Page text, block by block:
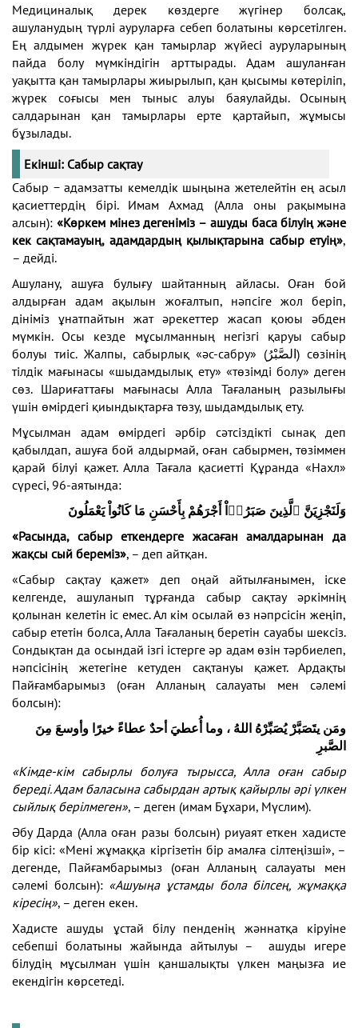
Медициналық дерек көздерге жүгінер болсақ,
ашуланудың түрлі ауруларға себеп болатыны көрсетілген.
Ең алдымен жүрек қан тамырлар жүйесі ауруларының
пайда болу мүмкіндігін арттырады. Адам ашуланған
уақытта қан тамырлары жиырылып, қан қысымы көтеріліп,
жүрек соғысы мен тыныс алуы баяулайды. Осының
салдарынан қан тамырлары ерте қартайып, жұмысы
бұзылады.
Екінші: Сабыр сақтау
Сабыр − адамзатты кемелдік шыңына жетелейтін ең асыл
қасиеттердің бірі. Имам Ахмад (Алла оны рақымына
алсын): «Көркем мінез дегеніміз – ашуды баса білуің және
кек сақтамауың, адамдардың қылықтарына сабыр етуің»,
– дейді.
Ашулану, ашуға булығу шайтанның айласы. Оған бой
алдырған адам ақылын жоғалтып, нәпсіге жол беріп,
дініміз ұнатпайтын жат әрекеттер жасап қоюы әбден
мүмкін. Осы кезде мұсылманның негізгі қаруы сабыр
болуы тиіс. Жалпы, сабырлық «әс-сабру» (الصَّبْرُ) сөзінің
тілдік мағынасы «шыдамдылық ету» «төзімді болу» деген
сөз. Шариғаттағы мағынасы Алла Тағаланың разылығы
үшін өмірдегі қиындықтарға төзу, шыдамдылық ету.
Мұсылман адам өмірдегі әрбір сәтсіздікті сынақ деп
қабылдап, ашуға бой алдырмай, оған сабырмен, төзіммен
қарай білуі қажет. Алла Тағала қасиетті Құранда «Нахл»
сүресі, 96-аятында:
وَلَنَجْزِيَنَّ ٱلَّذِينَ صَبَرُوۤاْ أَجْرَهُمْ بِأَحْسَنِ مَا كَانُواْ يَعْمَلُونَ
«Расында, сабыр еткендерге жасаған амалдарынан да
жақсы сый береміз», – деп айтқан.
«Сабыр сақтау қажет» деп оңай айтылғанымен, іске
келгенде, ашуланып тұрғанда сабыр сақтау әркімнің
қолынан келетін іс емес. Ал кім осылай өз нәпрсісін жеңіп,
сабыр ететін болса, Алла Тағаланың беретін сауабы шексіз.
Сондықтан да осындай ізгі істерге әр адам өзін тәрбиелеп,
нәпсісінің жетегіне кетуден сақтануы қажет. Ардақты
Пайғамбарымыз (оған Алланың салауаты мен сәлемі
болсын):
ومَن يتَصَبَّرْ يُصَبِّرْهُ اللهُ ، وما أُعطيَ أحدٌ عطاءً خيرًا وأوسعَ مِنَ
الصَّبرِ
«Кімде-кім сабырлы болуға тырысса, Алла оған сабыр
береді. Адам баласына сабырдан артық қайырлы әрі үлкен
сыйлық берілмеген», – деген (имам Бұхари, Мүслим).
Әбу Дарда (Алла оған разы болсын) риуаят еткен хадисте
бір кісі: «Мені жұмаққа кіргізетін бір амалға сілтеңізші», –
дегенде, Пайғамбарымыз (оған Алланың салауаты мен
сәлемі болсын): «Ашуыңа ұстамды бола білсең, жұмаққа
кіресің», – деген екен.
Хадисте ашуды ұстай білу пенденің жәннатқа кіруіне
себепші болатыны жайында айтылуы – ашуды игере
білудің мұсылман үшін қаншалықты үлкен маңызға ие
екендігін көрсетеді.